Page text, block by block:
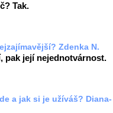
Tak.
Zdenka N.
pak její nejednotvárnost.
a jak si je užíváš? Diana-